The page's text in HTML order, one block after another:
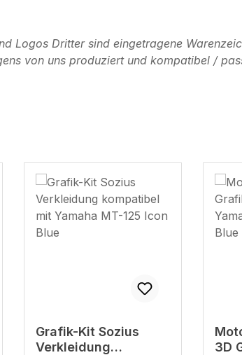
Logos Dritter sind eingetragene
von uns produziert und kompatibel /
Grafik-Kit Sozius
Verkleidung
3D